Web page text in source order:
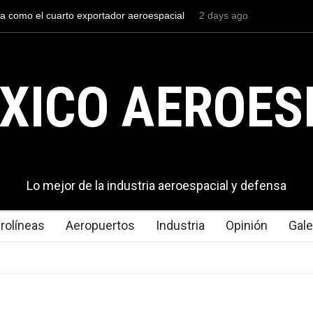
construirá 32 BUQUES para la
La mayor lección
2 days ago
Lo mejor de la industria aeroespacial y defensa
Aeropuertos Industria Opinión